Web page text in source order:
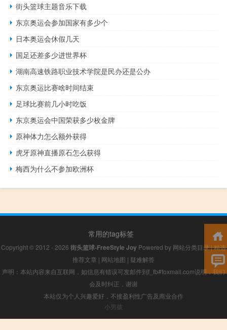
街头篮球主题音乐下载
东京奥运会参加国家有多少个
日本奥运会休假几天
国足还差多少进世界杯
湖南高速铁路职业技术学院是民办还是公办
东京奥运比赛啥时间结束
足球比赛前几小时吃饭
东京奥运会中国荣获多少枚金牌
原神体力怎么额外获得
虎牙原神直播原石怎么获得
梅西为什么不参加欧洲杯
常用的tag标签
Copyright © 2012 - 2026 街头篮球-FreeStyle Joy Powered by 网站分类目录|精选
推荐文章 | 网站地图 | 疑难解答
声明：本站内容来自互联网，如信息有错误可发邮件到f_fb#foxmail.com说明，我们
会及时纠正，谢谢
本站仅为个人兴趣爱好，不接盈利性广告及商业合作
小男孩